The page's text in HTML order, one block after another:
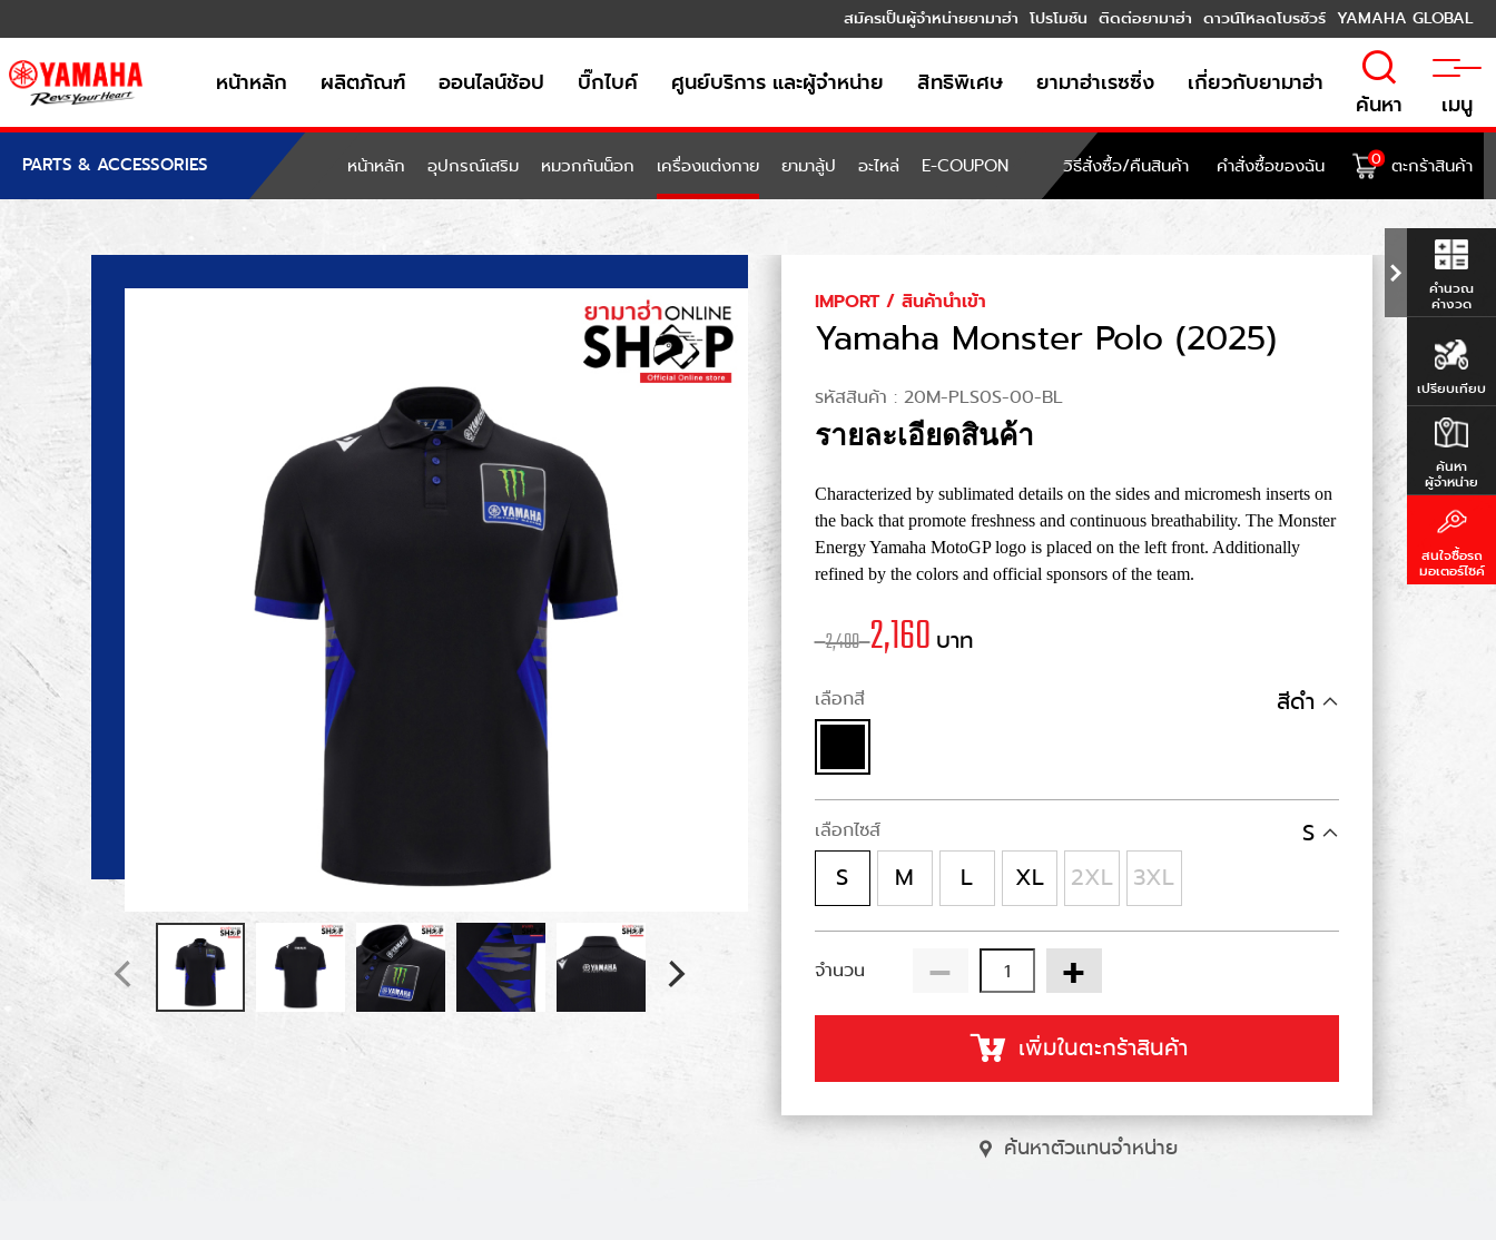
สมัครเป็นผู้จำหน่ายยามาฮ่า โปรโมชัน ติดต่อยามาฮ่า ดาวน์โหลดโบรชัวร์ YAMAHA GLOBAL
หน้าหลัก ผลิตภัณฑ์ ออนไลน์ช้อป บิ๊กไบค์ ศูนย์บริการ และผู้จำหน่าย สิทธิพิเศษ ยามาฮ่าเรซซิ่ง เกี่ยวกับยามาฮ่า
ค้นหา เมนู
PARTS & ACCESSORIES หน้าหลัก อุปกรณ์เสริม หมวกกันน็อก เครื่องแต่งกาย ยามาลู้ป อะไหล่ E-COUPON วิธีสั่งซื้อ/คืนสินค้า คำสั่งซื้อของฉัน 0 ตะกร้าสินค้า
IMPORT / สินค้านำเข้า
Yamaha Monster Polo (2025)
รหัสสินค้า : 20M-PLS0S-00-BL
รายละเอียดสินค้า
Characterized by sublimated details on the sides and micromesh inserts on
the back that promote freshness and continuous breathability. The Monster
Energy Yamaha MotoGP logo is placed on the left front. Additionally
refined by the colors and official sponsors of the team.
2,400 2,160 บาท
เลือกสี สีดำ
เลือกไซส์
S
S
M L XL 2XL 3XL
จำนวน - +
เพิ่มในตะกร้าสินค้า
ค้นหาตัวแทนจำหน่าย
คำนวณ
ค่างวด
เปรียบเทียบ
ค้นหา
ผู้จำหน่าย
สนใจซื้อรถ
มอเตอร์ไซค์